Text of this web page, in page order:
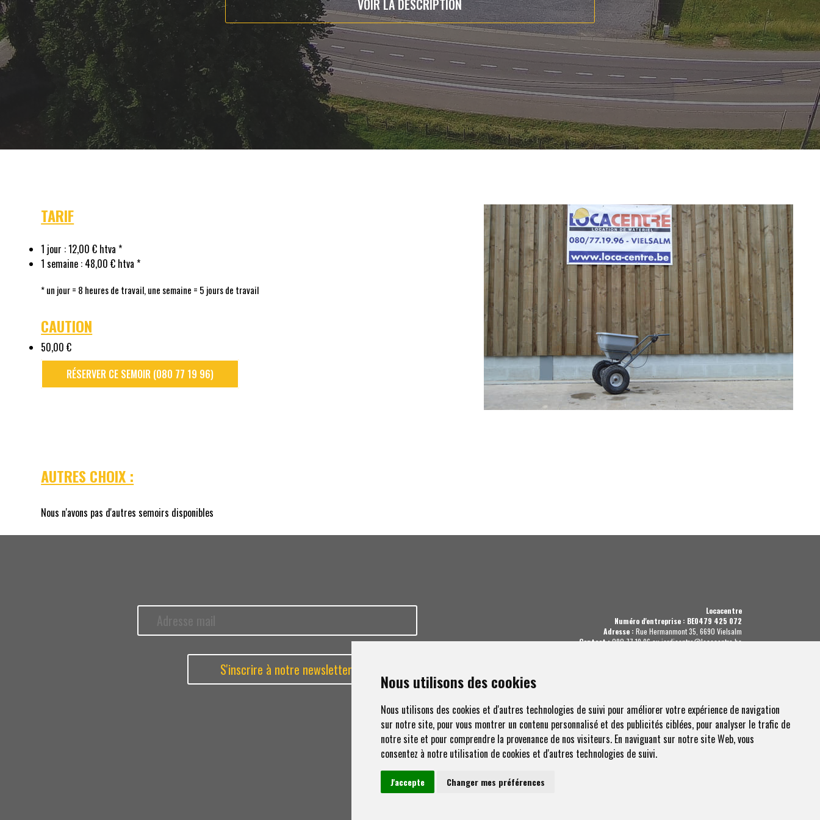
Nous utilisons des cookies
Nous utilisons des cookies et d'autres technologies de suivi pour améliorer votre expérience de navigation
sur notre site, pour vous montrer un contenu personnalisé et des publicités ciblées, pour analyser le trafic de
notre site et pour comprendre la provenance de nos visiteurs. En naviguant sur notre site Web, vous
consentez à notre utilisation de cookies et d'autres technologies de suivi.
J'accepte Changer mes préférences
VOIR LA DESCRIPTION
TARIF
1 jour : 12,00 € htva *
1 semaine : 48,00 € htva *
* un jour = 8 heures de travail, une semaine = 5 jours de travail
CAUTION
50,00 €
RÉSERVER CE SEMOIR (080 77 19 96)
AUTRES CHOIX :
Nous n'avons pas d'autres semoirs disponibles
Locacentre
Numéro d'entreprise : BE0479 425 072
Adresse :Rue Hermanmont 35, 6690 Vielsalm
Contact :080 77 19 96 ou jardicentre@locacentre.be
© Locacentre - 2020. Tous droits réservé